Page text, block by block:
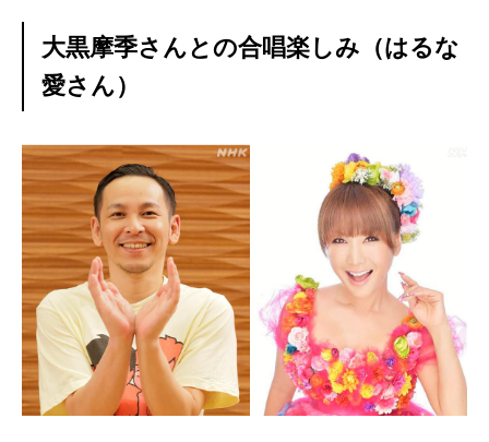
大黒摩季さんとの合唱楽しみ（はるな
愛さん）